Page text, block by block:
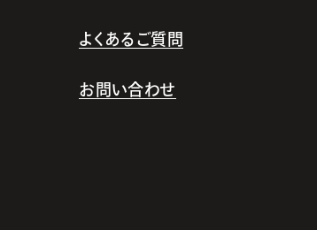
よくあるご質問
お問い合わせ